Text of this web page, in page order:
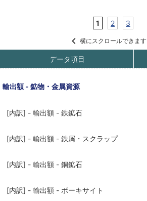
1 2 3
横にスクロールできます
データ項目
輸出額 - 鉱物・金属資源
[内訳] - 輸出額 - 鉄鉱石
[内訳] - 輸出額 - 鉄屑・スクラップ
[内訳] - 輸出額 - 銅鉱石
[内訳] - 輸出額 - ボーキサイト